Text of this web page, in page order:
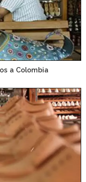
a Colombia